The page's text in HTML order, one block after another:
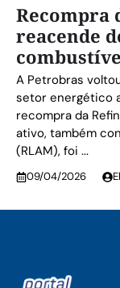
Recompra
reacende
A Petrobras
setor energético
recompra da
ativo, também
(RLAM), foi ...
09/04/2026